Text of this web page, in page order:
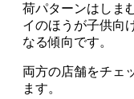
荷パターンはしま
イのほうが子供向
なる傾向です。
両方の店舗をチェ
ます。